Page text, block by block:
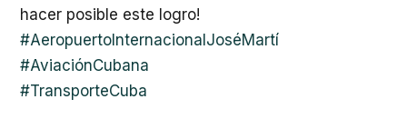
hacer posible este logro!
#AeropuertoInternacionalJoséMartí
#AviaciónCubana
#TransporteCuba